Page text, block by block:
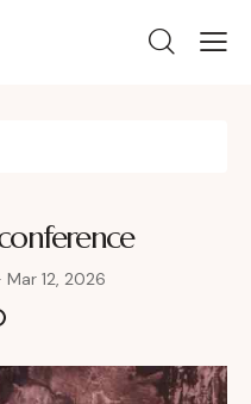
Mar 12, 2026